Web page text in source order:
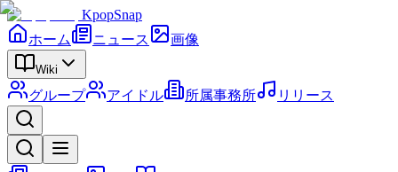
KpopSnap
ホーム
ニュース 画像
Wiki
グループ アイドル 所属事務所 リリース